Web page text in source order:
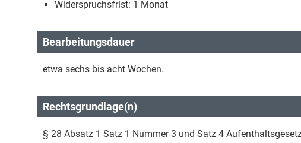
Widerspruchsfrist: 1 Monat
Bearbeitungsdauer
etwa sechs bis acht Wochen.
Rechtsgrundlage(n)
§ 28 Absatz 1 Satz 1 Nummer 3 und Satz 4